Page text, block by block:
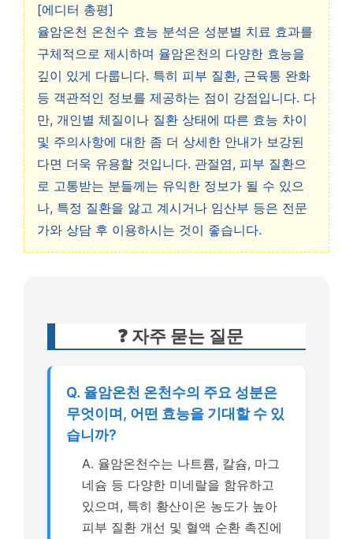
[에디터 총평]
율암온천 온천수 효능 분석은 성분별 치료 효과를
구체적으로 제시하며 율암온천의 다양한 효능을
깊이 있게 다룹니다. 특히 피부 질환, 근육통 완화
등 객관적인 정보를 제공하는 점이 강점입니다. 다
만, 개인별 체질이나 질환 상태에 따른 효능 차이
및 주의사항에 대한 좀 더 상세한 안내가 보강된
다면 더욱 유용할 것입니다. 관절염, 피부 질환으
로 고통받는 분들께는 유익한 정보가 될 수 있으
나, 특정 질환을 앓고 계시거나 임산부 등은 전문
가와 상담 후 이용하시는 것이 좋습니다.
❓ 자주 묻는 질문
Q. 율암온천 온천수의 주요 성분은
무엇이며, 어떤 효능을 기대할 수 있
습니까?
A. 율암온천수는 나트륨, 칼슘, 마그
네슘 등 다양한 미네랄을 함유하고
있으며, 특히 황산이온 농도가 높아
피부 질환 개선 및 혈액 순환 촉진에